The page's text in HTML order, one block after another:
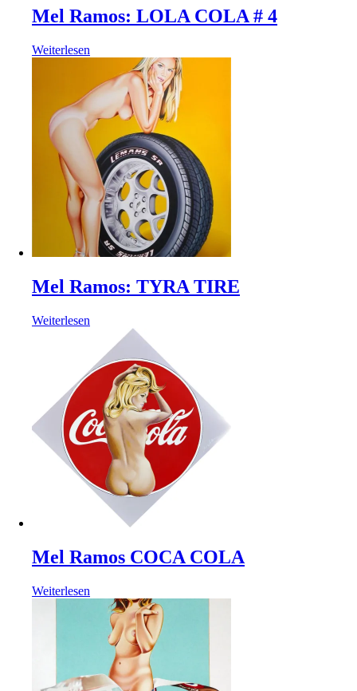
Mel Ramos: LOLA COLA # 4
Weiterlesen
Mel Ramos: TYRA TIRE
Weiterlesen
Mel Ramos COCA COLA
Weiterlesen